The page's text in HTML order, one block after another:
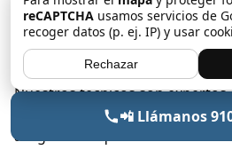
Profesionales de
Con Altoria, no solo obtienes
también tienes la garantía de
Nuestros técnicos son
solución de problemas
asegurando que cada
📲 Llámanos
reCAPTCHA usamos servicios de
recoger datos (p. ej. IP) y usar
Rechazar